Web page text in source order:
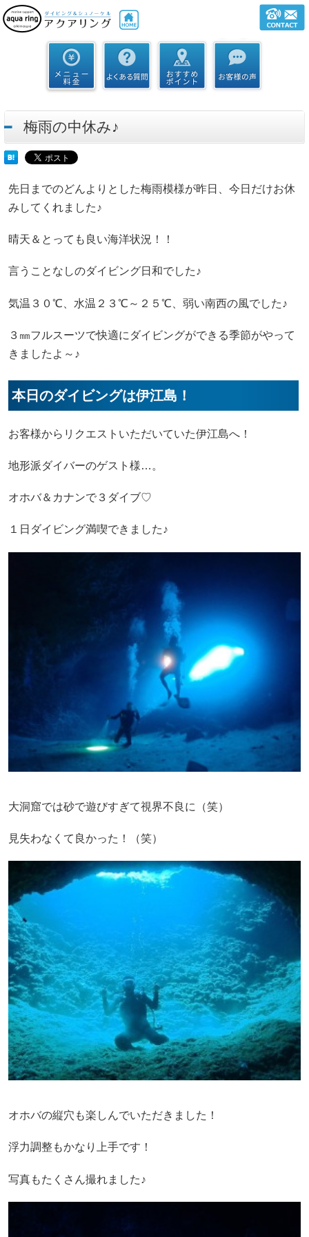
梅雨の中休み♪
先日までのどんよりとした梅雨模様が昨日、今日だけお休
みしてくれました♪
晴天＆とっても良い海洋状況！！
言うことなしのダイビング日和でした♪
気温３０℃、水温２３℃～２５℃、弱い南西の風でした♪
３㎜フルスーツで快適にダイビングができる季節がやって
きましたよ～♪
本日のダイビングは伊江島！
お客様からリクエストいただいていた伊江島へ！
地形派ダイバーのゲスト様…。
オホバ＆カナンで３ダイブ♡
１日ダイビング満喫できました♪
大洞窟では砂で遊びすぎて視界不良に（笑）
見失わなくて良かった！（笑）
オホバの縦穴も楽しんでいただきました！
浮力調整もかなり上手です！
写真もたくさん撮れました♪